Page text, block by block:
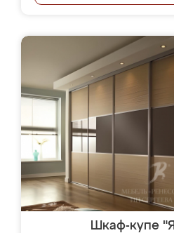
Шкаф-купе